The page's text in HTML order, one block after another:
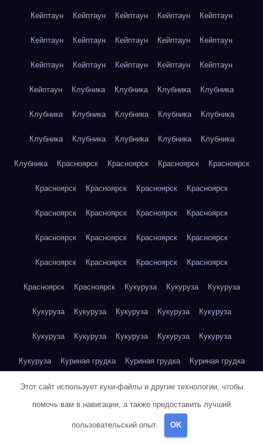
Кейптаун Кейптаун Кейптаун Кейптаун Кейптаун
Кейптаун Кейптаун Кейптаун Кейптаун Кейптаун
Кейптаун Кейптаун Кейптаун Кейптаун Кейптаун
Кейптаун Клубника Клубника Клубника Клубника
Клубника Клубника Клубника Клубника Клубника
Клубника Клубника Клубника Клубника Клубника
Клубника Красноярск Красноярск Красноярск Красноярск
Красноярск Красноярск Красноярск Красноярск
Красноярск Красноярск Красноярск Красноярск
Красноярск Красноярск Красноярск Красноярск
Красноярск Красноярск Красноярск Красноярск
Красноярск Красноярск Кукуруза Кукуруза Кукуруза
Кукуруза Кукуруза Кукуруза Кукуруза Кукуруза
Кукуруза Кукуруза Кукуруза Кукуруза Кукуруза
Кукуруза Куриная грудка Куриная грудка Куриная грудка
Куриная грудка Куриная грудка Куриная грудка
Куриная грудка Куриная грудка
Куриная грудка
Этот сайт использует куки-файлы и другие технологии, чтобы
помочь вам в навигации, а также предоставить лучший
пользовательский опыт. OK